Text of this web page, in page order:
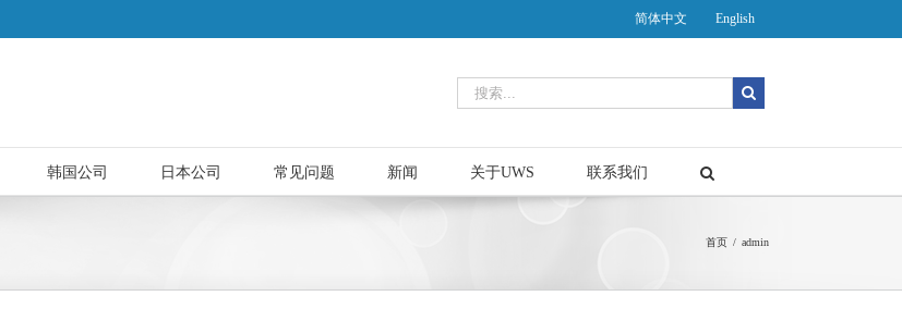
简体中文 English
韩国公司 日本公司 常见问题 新闻 关于UWS 联系我们
首页 / admin